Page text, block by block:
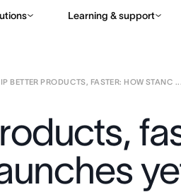
Learning & support
BETTER PRODUCTS, FASTER: HOW STANC ...